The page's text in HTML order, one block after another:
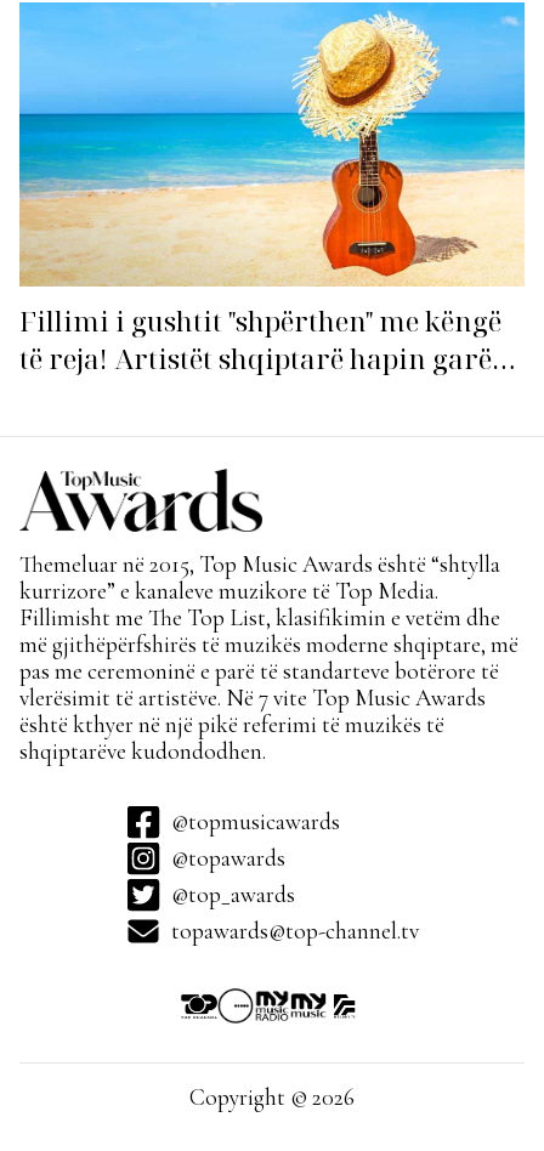
Fillimi i gushtit "shpërthen" me këngë
të reja! Artistët shqiptarë hapin garën
Themeluar në 2015, Top Music Awards është “shtylla
kurrizore” e kanaleve muzikore të Top Media.
Fillimisht me The Top List, klasifikimin e vetëm dhe
më gjithëpërfshirës të muzikës moderne shqiptare, më
pas me ceremoninë e parë të standarteve botërore të
vlerësimit të artistëve. Në 7 vite Top Music Awards
është kthyer në një pikë referimi të muzikës të
shqiptarëve kudondodhen.
@topmusicawards
@topawards
@top_awards
topawards@top-channel.tv
Copyright © 2026